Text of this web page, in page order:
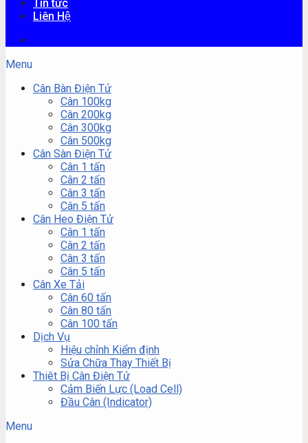
Tin tức
Liên Hệ
Menu
Cân Bàn Điện Tử
Cân 100kg
Cân 200kg
Cân 300kg
Cân 500kg
Cân Sàn Điện Tử
Cân 1 tấn
Cân 2 tấn
Cân 3 tấn
Cân 5 tấn
Cân Heo Điện Tử
Cân 1 tấn
Cân 2 tấn
Cân 3 tấn
Cân 5 tấn
Cân Xe Tải
Cân 60 tấn
Cân 80 tấn
Cân 100 tấn
Dịch Vụ
Hiệu chỉnh Kiểm định
Sửa Chữa Thay Thiết Bị
Thiêt Bị Cân Điện Tử
Cảm Biến Lực (Load Cell)
Đầu Cân (Indicator)
Menu